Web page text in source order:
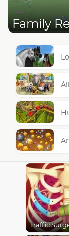
Family
Traffic